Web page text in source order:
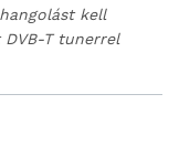
kell
T tunerrel